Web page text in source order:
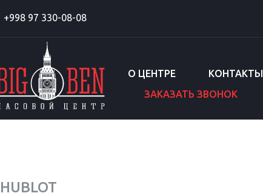
+998 97 330-08-08
О ЦЕНТРЕ
КОНТАКТЫ
ЗАКАЗАТЬ ЗВОНОК
HUBLOT